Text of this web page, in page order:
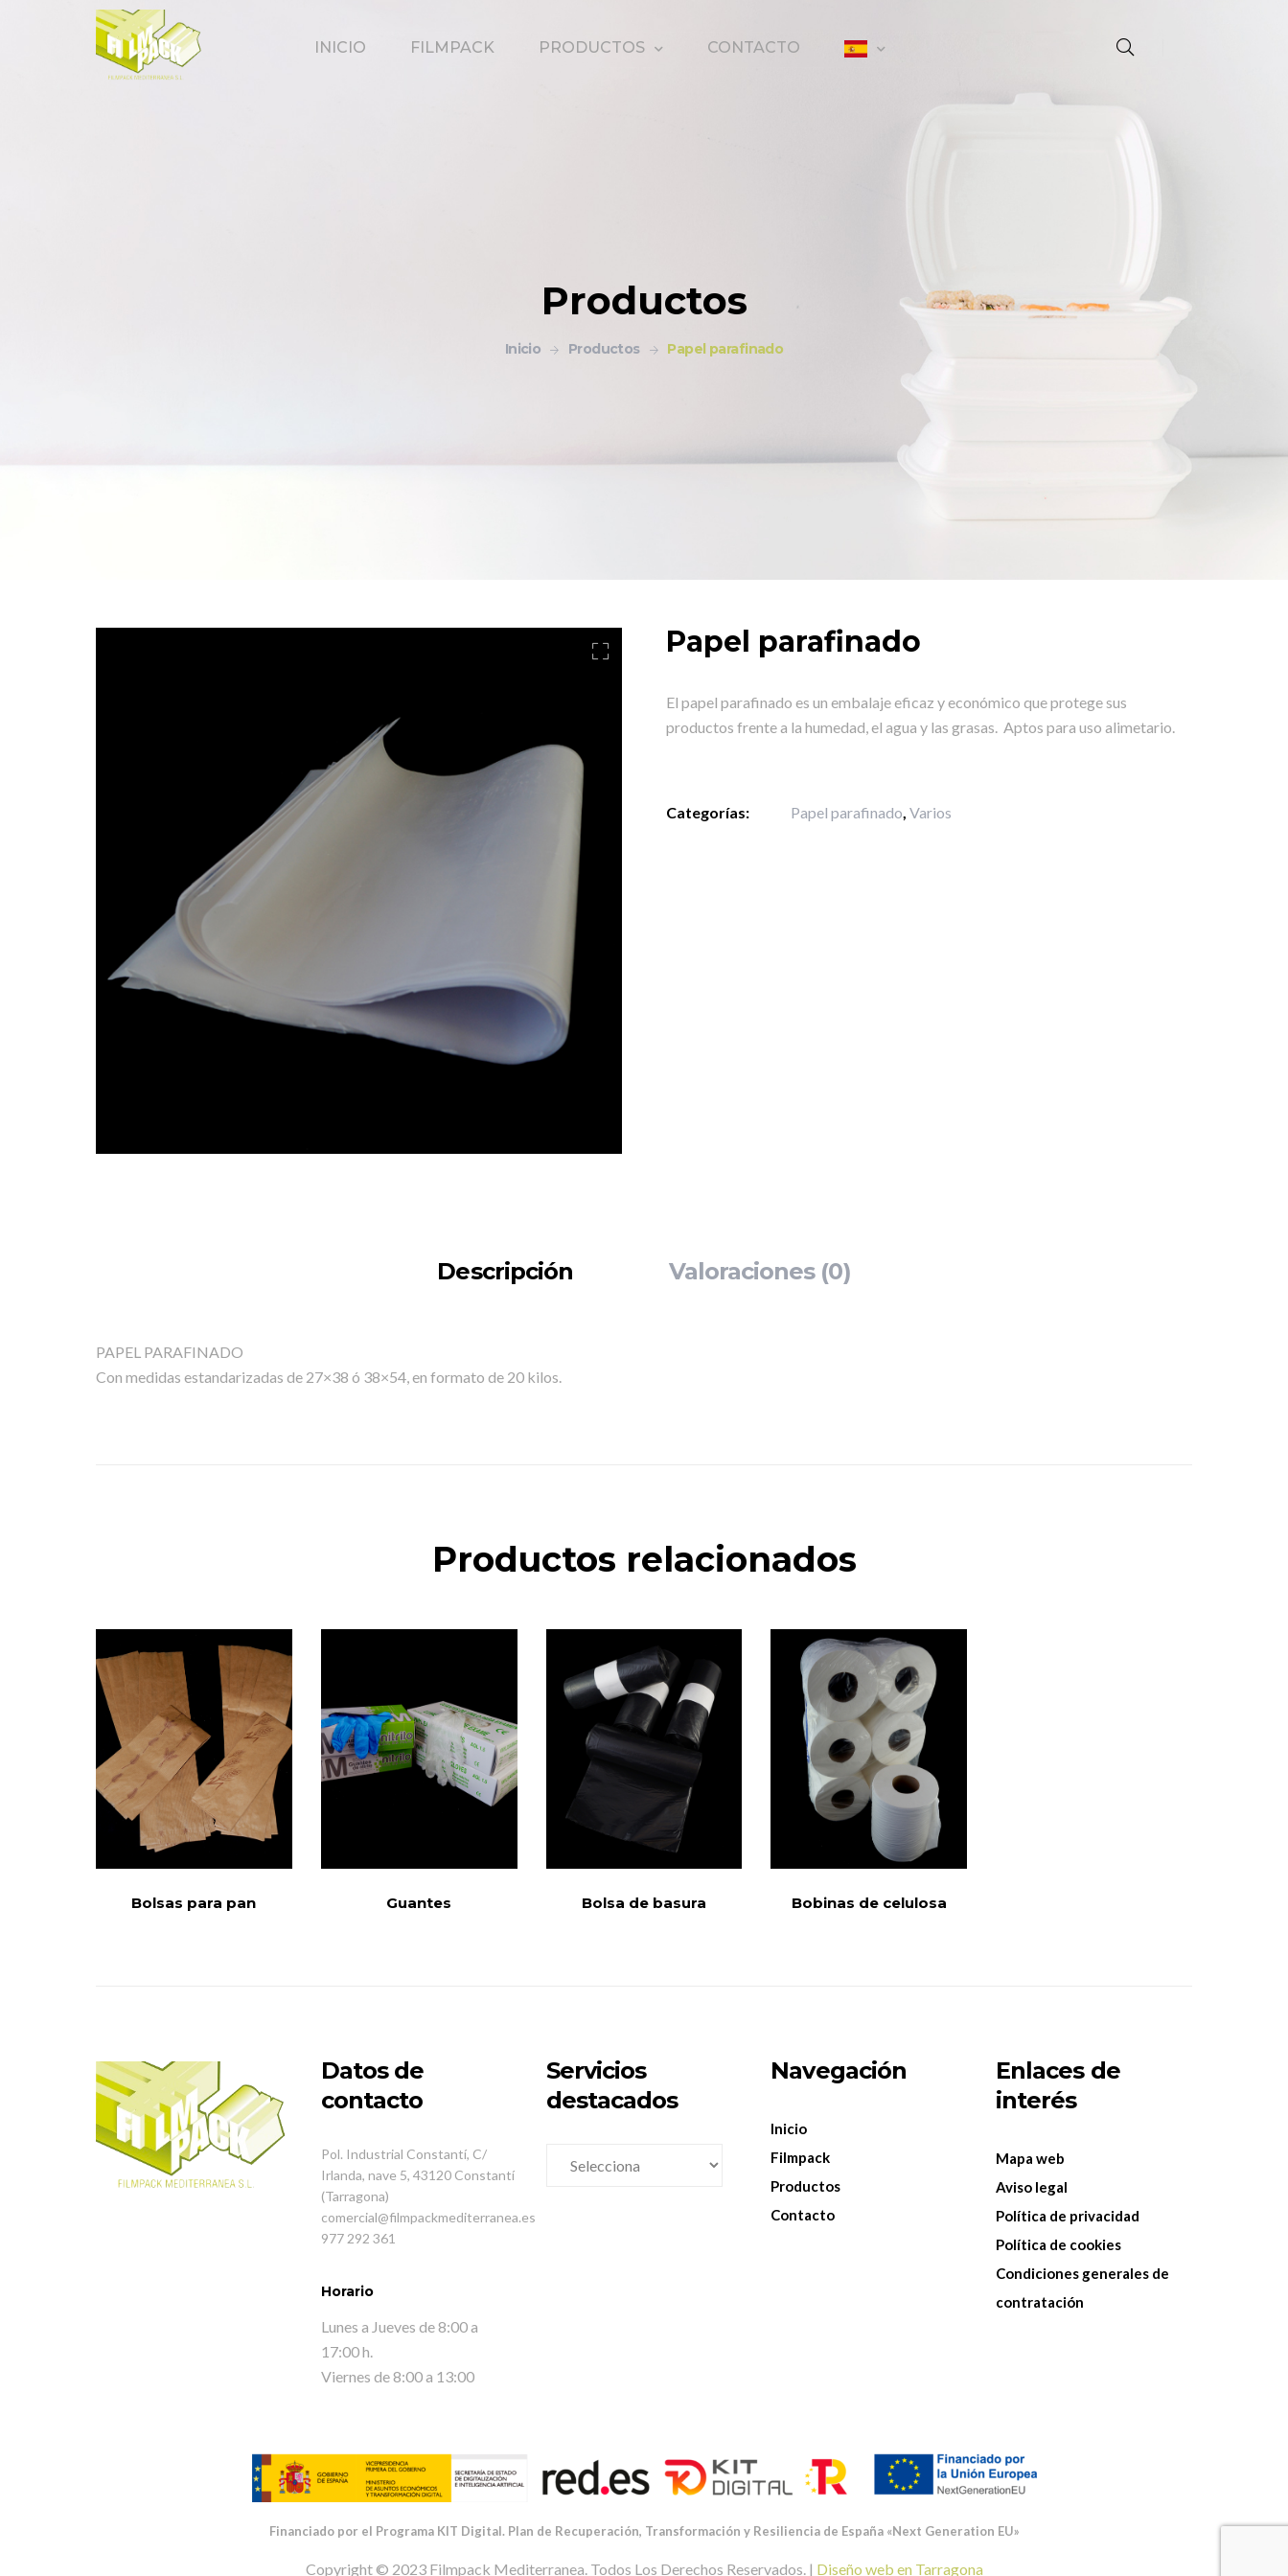
INICIO FILMPACK PRODUCTOS CONTACTO
Productos
Inicio Productos Papel parafinado
Papel parafinado
El papel parafinado es un embalaje eficaz y económico que protege sus
productos frente a la humedad, el agua y las grasas. Aptos para uso alimetario.
Categorías: Papel parafinado, Varios
Descripción Valoraciones (0)
PAPEL PARAFINADO
Con medidas estandarizadas de 27×38 ó 38×54, en formato de 20 kilos.
Productos relacionados
Bolsas para pan Guantes Bolsa de basura Bobinas de celulosa
Datos de
contacto
Pol. Industrial Constantí, C/
Irlanda, nave 5, 43120 Constantí
(Tarragona)
comercial@filmpackmediterranea.es
977 292 361
Horario
Lunes a Jueves de 8:00 a
17:00 h.
Viernes de 8:00 a 13:00
Servicios
destacados
Navegación
Inicio
Filmpack
Productos
Contacto
Enlaces de
interés
Mapa web
Aviso legal
Política de privacidad
Política de cookies
Condiciones generales de
contratación
Financiado por el Programa KIT Digital. Plan de Recuperación, Transformación y Resiliencia de España «Next Generation EU»
Copyright © 2023 Filmpack Mediterranea. Todos Los Derechos Reservados. | Diseño web en Tarragona